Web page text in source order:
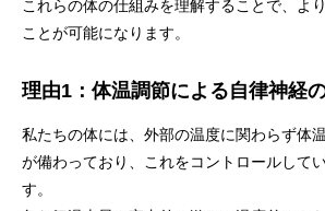
これらの体の仕組みを理解することで、よ
ことが可能になります。
理由1：体温調節による自律神経
私たちの体には、外部の温度に関わらず体
が備わっており、これをコントロールして
す。